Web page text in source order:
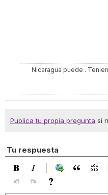
Nicaragua puede .
Publica tu propia pregunta si
Tu respuesta